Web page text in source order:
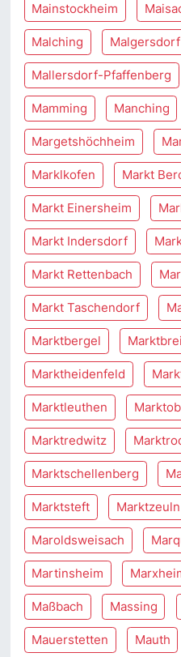
Mainstockheim
Malching Malgersdorf
Mallersdorf-Pfaffenberg
Mamming Manching
Margetshöchheim
Marklkofen Markt
Markt Einersheim
Markt Indersdorf
Markt Rettenbach
Markt Taschendorf
Marktbergel
Marktheidenfeld
Marktleuthen
Marktredwitz
Marktschellenberg
Marktsteft Marktzeuln
Maroldsweisach
Martinsheim
Maßbach Massing
Mauerstetten Mauth